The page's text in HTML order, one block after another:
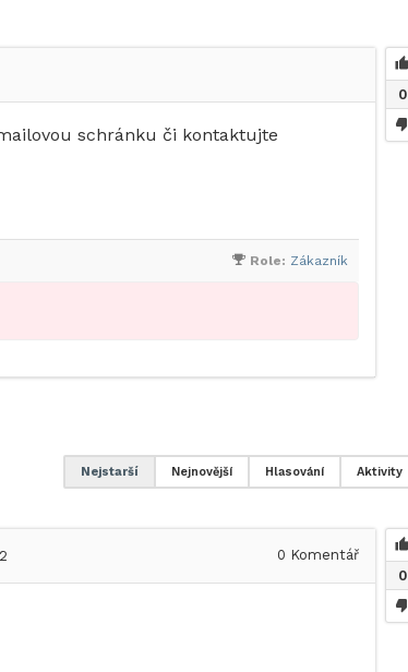
0
schránku či kontaktujte
Role: Zákazník
Aktivity
Hlasování
Nejnovější
Nejstarší
0
0 Komentář